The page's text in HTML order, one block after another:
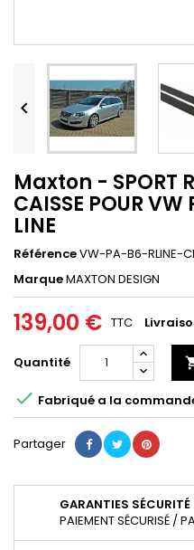

Maxton - SPORT
CAISSE POUR
LINE
RéférenceVW-PA-B6-RLINE-
MarqueMAXTON DESIGN
139,00 € TTC
Quantité
 Fabriqué a la
Partager
GARANTIES SÉCURITÉ
PAIEMENT SÉCURISÉ /